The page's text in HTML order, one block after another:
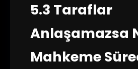
5.3 Taraflar
Anlaşamazsa
Mahkeme